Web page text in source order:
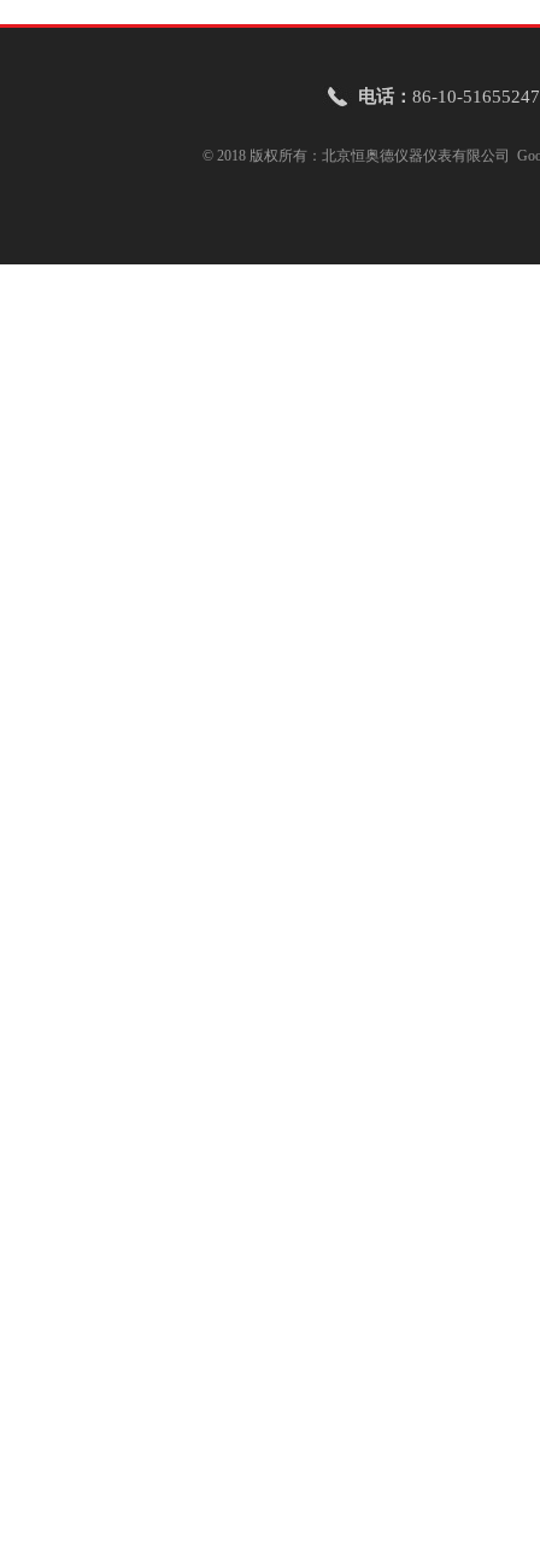
电话： 86-10-51655247
© 2018 版权所有：北京恒奥德仪器仪表有限公司